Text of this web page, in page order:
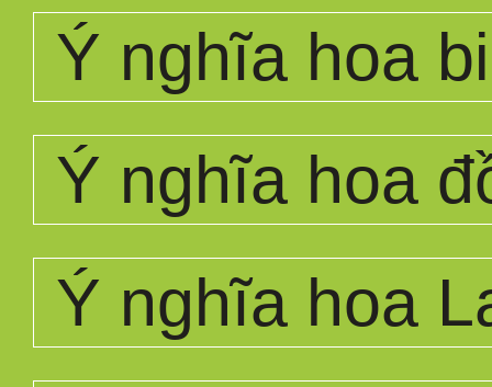
Ý nghĩa hoa bi
Ý nghĩa hoa
Ý nghĩa hoa